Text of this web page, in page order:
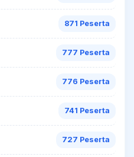
871 Peserta
777 Peserta
776 Peserta
741 Peserta
727 Peserta